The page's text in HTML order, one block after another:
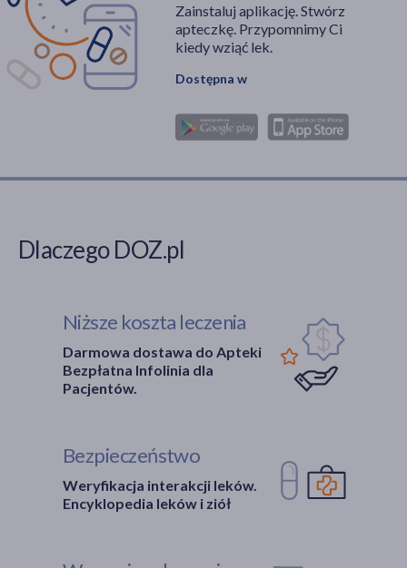
Zainstaluj aplikację. Stwórz
apteczkę. Przypomnimy Ci
kiedy wziąć lek.
Dostępna w
Dlaczego DOZ.pl
Niższe koszta leczenia
Darmowa dostawa do Apteki
Bezpłatna Infolinia dla
Pacjentów.
Bezpieczeństwo
Weryfikacja interakcji leków.
Encyklopedia leków i ziół